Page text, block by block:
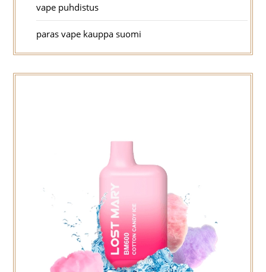
vape puhdistus
paras vape kauppa suomi